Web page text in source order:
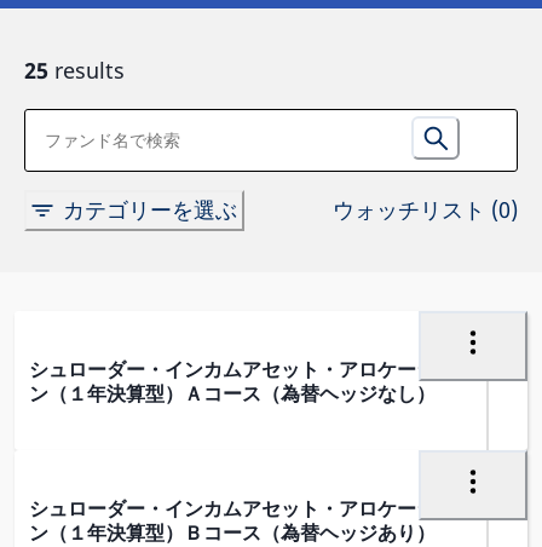
25 results
カテゴリーを選ぶ ウォッチリスト (0)
シュローダー・インカムアセット・アロケーショ
ン（１年決算型）Ａコース（為替ヘッジなし）
シュローダー・インカムアセット・アロケーショ
ン（１年決算型）Ｂコース（為替ヘッジあり）